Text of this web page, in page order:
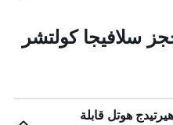
سلافيجا كولتشر
هوتل قابلة